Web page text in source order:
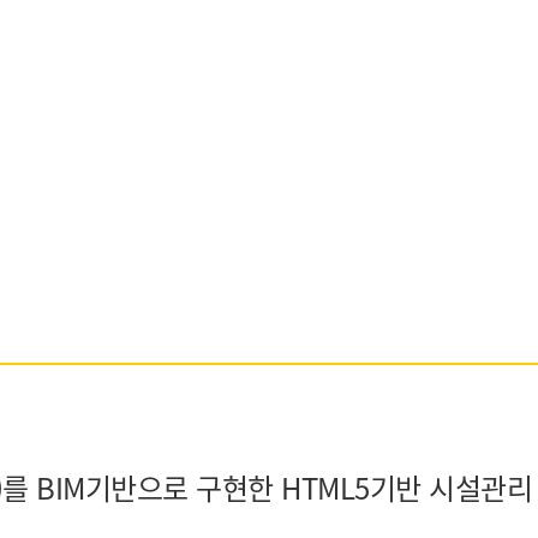
BIM기반으로 구현한 HTML5기반 시설관리